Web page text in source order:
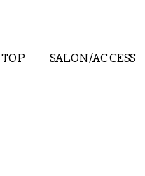
TOP SALON/ACCESS